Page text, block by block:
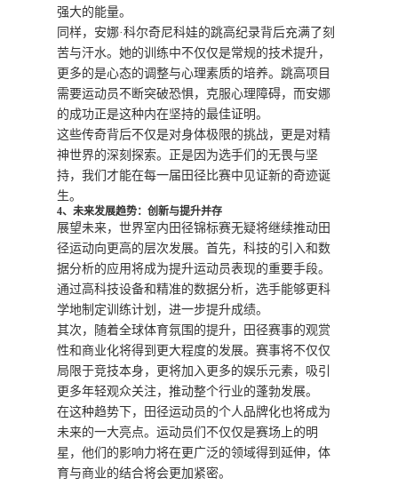
强大的能量。
同样，安娜·科尔奇尼科娃的跳高纪录背后充满了刻
苦与汗水。她的训练中不仅仅是常规的技术提升，
更多的是心态的调整与心理素质的培养。跳高项目
需要运动员不断突破恐惧，克服心理障碍，而安娜
的成功正是这种内在坚持的最佳证明。
这些传奇背后不仅是对身体极限的挑战，更是对精
神世界的深刻探索。正是因为选手们的无畏与坚
持，我们才能在每一届田径比赛中见证新的奇迹诞
生。
4、未来发展趋势：创新与提升并存
展望未来，世界室内田径锦标赛无疑将继续推动田
径运动向更高的层次发展。首先，科技的引入和数
据分析的应用将成为提升运动员表现的重要手段。
通过高科技设备和精准的数据分析，选手能够更科
学地制定训练计划，进一步提升成绩。
其次，随着全球体育氛围的提升，田径赛事的观赏
性和商业化将得到更大程度的发展。赛事将不仅仅
局限于竞技本身，更将加入更多的娱乐元素，吸引
更多年轻观众关注，推动整个行业的蓬勃发展。
在这种趋势下，田径运动员的个人品牌化也将成为
未来的一大亮点。运动员们不仅仅是赛场上的明
星，他们的影响力将在更广泛的领域得到延伸，体
育与商业的结合将会更加紧密。